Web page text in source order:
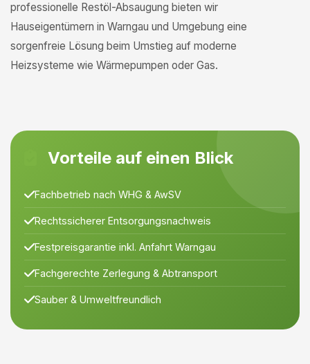
professionelle Restöl-Absaugung bieten wir
Hauseigentümern in Warngau und Umgebung eine
sorgenfreie Lösung beim Umstieg auf moderne
Heizsysteme wie Wärmepumpen oder Gas.
Vorteile auf einen Blick
Fachbetrieb nach WHG & AwSV
Rechtssicherer Entsorgungsnachweis
Festpreisgarantie inkl. Anfahrt Warngau
Fachgerechte Zerlegung & Abtransport
Sauber & Umweltfreundlich